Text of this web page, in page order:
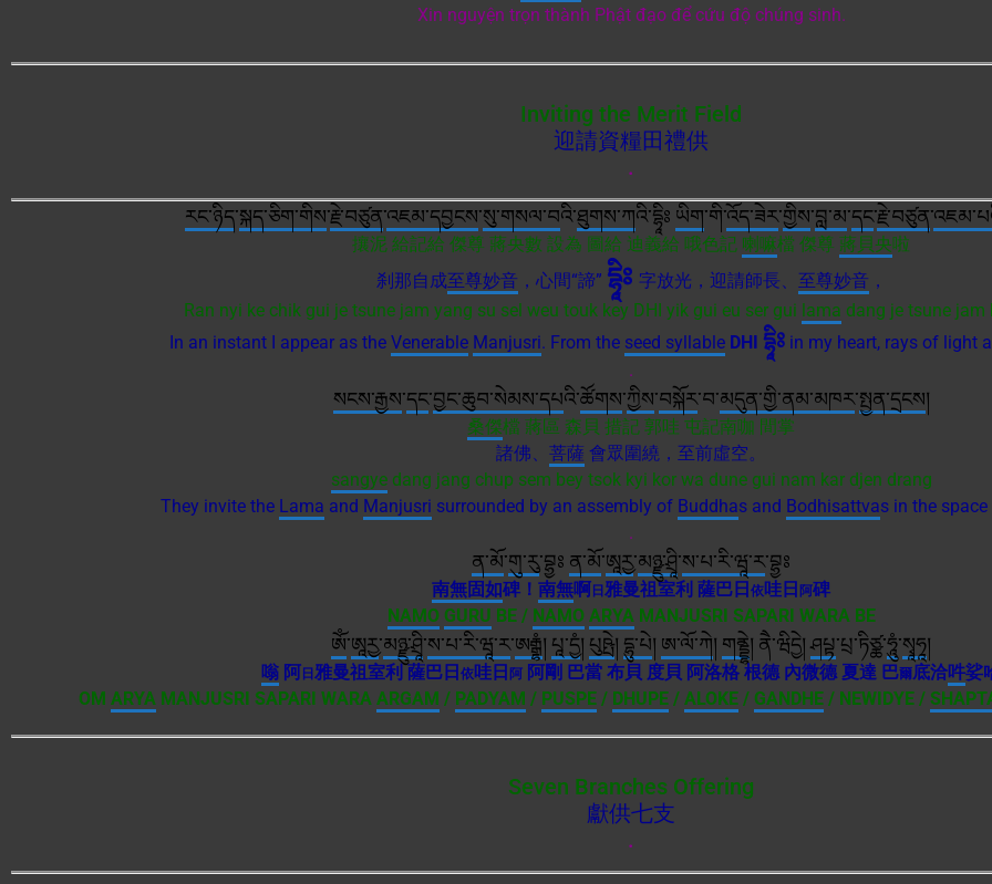
Xin nguyện trọn thành Phật đạo để cứu độ chúng sinh.
Inviting the Merit Field
迎請資糧田禮供
.
རང་ཉིད་སྐད་ཅིག་གིས་རྗེ་བཙུན་འཇམ་དབྱངས་སུ་གསལ་བའི་ཐུགས་ཀའི་དྷཱིཿ ཡིག་གི་འོད་ཟེར་གྱིས་བླ་མ་དང་རྗེ་བཙུན་
攘泥 給記給 傑尊 蔣央數 設為 圖給 迪義給 哦色記 喇嘛檔 傑尊 蔣貝央啦
刹那自成至尊妙音 ，心間“諦” དྷཱིཿ 字放光，迎請師長、 至尊妙音 ，
Ran nyi ke chik gui je tsune jam yang su sel weu touk key DHI yik gui eu ser gui lama dang je tsune jam
In an instant I appear as the Venerable Manjusri. From the seed syllable DHI དྷཱིཿin my heart, rays of light
.
སངས་རྒྱས་དང་བྱང་ཆུབ་སེམས་དཔའི་ཚོགས་ཀྱིས་བསྐོར་བ་མདུན་གྱི་ནམ་མཁར་སྤྱན་དྲངས།
桑傑檔 蔣區 森貝 措記 郭哇 屯記南咖 間掌
諸佛、 菩薩 會眾圍繞，至前虛空。
sangyedang jang chup sem bey tsok kyi kor wa dune gui nam kar djen drang
They invite the Lama and Manjusri surrounded by an assembly of Buddhas and Bodhisattvas in the
.
ན་མོ་གུ་རུ་བྷྱཿ ན་མོ་ཨཱརྱ་མཉྫུ་ཤྲཱི་ས་པ་རི་ཝཱ་ར་བྷྱཿ
南無固如碑！ 南無啊日雅曼祖室利 薩巴日 依哇日 阿碑
NAMO GURU BE / NAMO ARYAMANJUSRI SAPARI WARA BE
ཨོཾ་ཨཱརྱ་མཉྫུ་ཤྲཱི་ས་པ་རི་ཝཱ་ར་ཨརྒྷཾ། པཱ་དྱཾ། པུཥྤེ། དྷུ་པེ། ཨ་ལོ་ཀེ། གནྡྷེ། ནཻ་ཝིདྱེ། ཤཔྟ་པྲ་ཏིཙྪ་ཧཱུཾ་སྭཱཧཱ།
嗡 阿日雅曼祖室利 薩巴日 依哇日 阿 阿剛 巴當 布貝 度貝 阿洛格 根德 內微德 夏達 巴爾底洽吽娑
OM ARYA MANJUSRI SAPARI WARA ARGAM / PADYAM / PUSPE / DHUPE / ALOKE / GANDHE / NEWIDYE /
Seven Branches Offering
獻供七支
.